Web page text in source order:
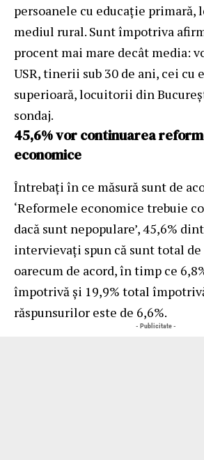
persoanele cu educație
mediul rural. Sunt împotriva
procent mai mare decât media:
USR, tinerii sub 30 de ani, cei cu
superioară, locuitorii din
sondaj.
45,6% vor continuarea
economice
Întrebați în ce măsură sunt de
‘Reformele economice trebuie
dacă sunt nepopulare’, 45,6%
intervievați spun că sunt total de
oarecum de acord, în timp ce
împotrivă și 19,9% total
răspunsurilor este de 6,6%.
- Publicitate -